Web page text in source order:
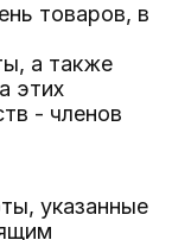
товаров, в
а также
этих
- членов
указанные